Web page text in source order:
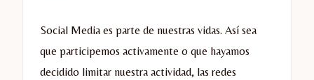
Social Media es parte de nuestras vidas. Así sea
que participemos activamente o que hayamos
decidido limitar nuestra actividad, las redes